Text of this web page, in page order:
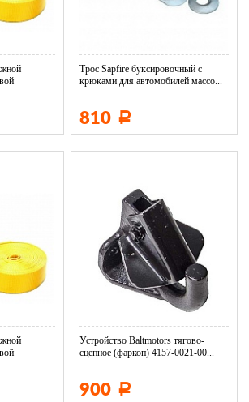
Трос Sapfire буксировочный с
крюками для автомобилей массо...
810 Р
Устройство Baltmotors тягово-
сцепное (фаркоп) 4157-0021-00...
900 Р